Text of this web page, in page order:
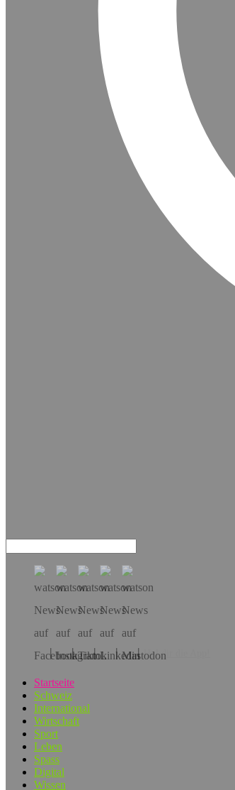
Hol dir die App!
Startseite
Schweiz
International
Wirtschaft
Sport
Leben
Spass
Digital
Wissen